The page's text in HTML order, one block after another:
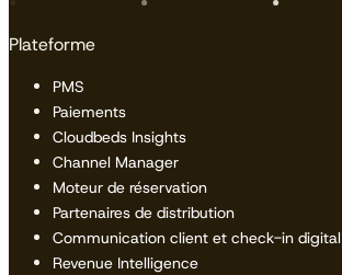
Plateforme
PMS
Paiements
Cloudbeds Insights
Channel Manager
Moteur de réservation
Partenaires de distribution
Communication client et check-in digital
Revenue Intelligence